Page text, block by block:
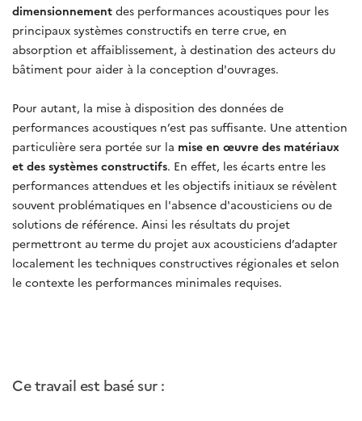
dimensionnement des performances acoustiques pour les
principaux systèmes constructifs en terre crue, en
absorption et affaiblissement, à destination des acteurs du
bâtiment pour aider à la conception d'ouvrages.
Pour autant, la mise à disposition des données de
performances acoustiques n’est pas suffisante. Une attention
particulière sera portée sur la mise en œuvre des matériaux
et des systèmes constructifs. En effet, les écarts entre les
performances attendues et les objectifs initiaux se révèlent
souvent problématiques en l'absence d'acousticiens ou de
solutions de référence. Ainsi les résultats du projet
permettront au terme du projet aux acousticiens d’adapter
localement les techniques constructives régionales et selon
le contexte les performances minimales requises.
Ce travail est basé sur :